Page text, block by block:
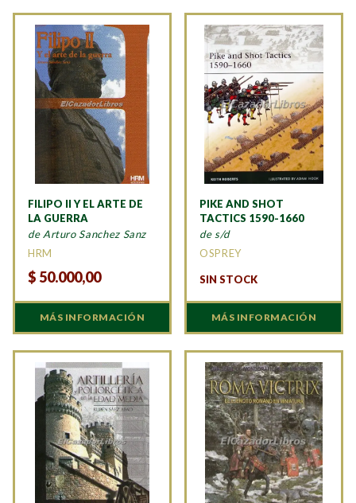
FILIPO II Y EL ARTE DE
LA GUERRA
de Arturo Sanchez Sanz
HRM
$ 50.000,00
MÁS INFORMACIÓN
PIKE AND SHOT
TACTICS 1590-1660
de s/d
OSPREY
SIN STOCK
MÁS INFORMACIÓN